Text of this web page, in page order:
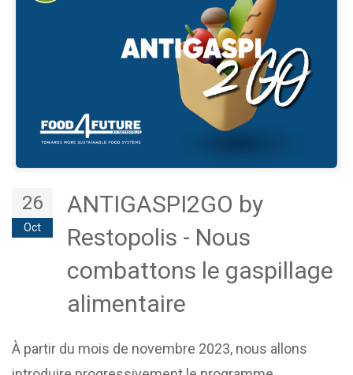
26
Oct
ANTIGASPI2GO by
Restopolis - Nous
combattons le gaspillage
alimentaire
À partir du mois de novembre 2023, nous allons